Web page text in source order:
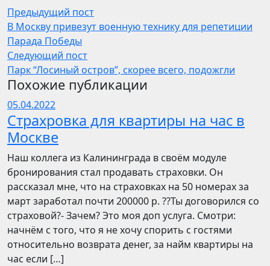
Предыдущий пост
В Москву привезут военную технику для репетиции
Парада Победы
Следующий пост
Парк “Лосиный остров”, скорее всего, подожгли
Похожие публикации
05.04.2022
Страхровка для квартиры на час в
Москве
Наш коллега из Калининграда в своём модуле
бронирования стал продавать страховки. Он
рассказал мне, что на страховках на 50 номерах за
март заработал почти 200000 р. ??Ты договорился со
страховой?- Зачем? Это моя доп услуга. Смотри:
начнём с того, что я не хочу спорить с гостями
относительно возврата денег, за найм квартиры на
час если […]